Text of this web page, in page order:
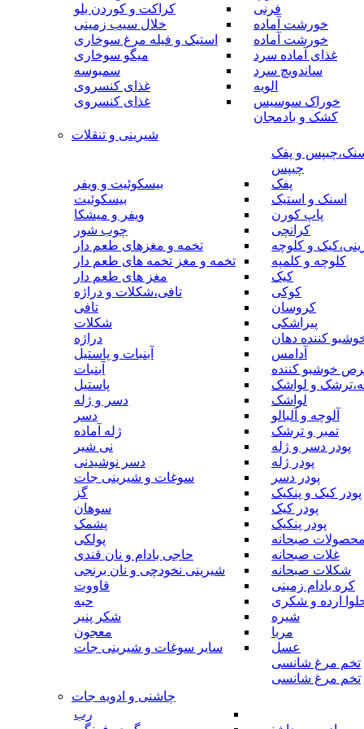
فرنی
خورشت آماده
خورشت آماده
غذای آماده سرد
ساندویچ سرد
الویه
خوراک سوسیس
کشک و بادمجان
کراکت و کوردن بلو
خلال سیب زمینی
استیک و فیله مرغ سوخاری
میگو سوخاری
سمبوسه
غذای کنسروی
غذای کنسروی
شیرینی و تنقلات
و پفک
چیپس
پفک
اسنک و استیک
پاپ کورن
کرانچی
و کلوچه
کلوچه و کلمپه
کیک
کوکی
کروسان
پیراشکی
کننده دهان
آدامس
خوشبو کننده
و لواشک
لواشک
آلوچه و آلبالو
تمبر و ترشک
پودر دسر و ژله
پودر ژله
پودر دسر
پودر کیک و پنکیک
پودر کیک
پودر پنکیک
محصولات صبحانه
غلات صبحانه
شکلات صبحانه
کره بادام زمینی
ارده و شکری
شیره
مربا
عسل
تخم مرغ شانسی
تخم مرغ شانسی
بیسکوئیت و ویفر
بیسکوئیت
ویفر و میشکا
چوب شور
تخمه و مغزهای طعم دار
تخمه و مغز تخمه های طعم دار
مغز های طعم دار
تافی،شکلات و دراژه
تافی
شکلات
دراژه
آبنبات و پاستیل
آبنبات
پاستیل
دسر و ژله
دسر
ژله آماده
نی شیر
دسر نوشیدنی
سوغات و شیرینی جات
گز
سوهان
پشمک
پولکی
حاجی بادام و نان قندی
شیرینی نخودچی و نان برنجی
قاووت
حبه
شکر پنیر
معجون
سایر سوغات و شیرینی جات
چاشنی و ادویه جات
رب